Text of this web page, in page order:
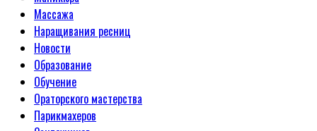
Массажа
Наращивания ресниц
Новости
Образование
Обучение
Ораторского мастерства
Парикмахеров